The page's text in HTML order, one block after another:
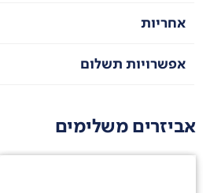
אחריות
אפשרויות תשלום
אביזרים משלימים